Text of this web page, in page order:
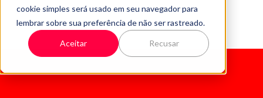
cookie simples será usado em seu navegador para
lembrar sobre sua preferência de não ser rastreado.
Aceitar Recusar
FALE CONOSCO